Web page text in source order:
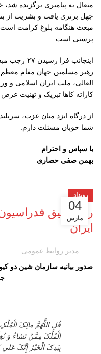
متعال به پیامبری برگزیده
جهل برتری یافت و بشریت از
مبعث هنگامه بلوغ کرامت
پرستی است.
اینجانب
رهبر مسلمین جهان مقام
العالی، ملت ایران اسلامی
کاراته کاها تبریک و تهنیت عرض
از درگاه ایزد منان عزت،
شما خوبان مسئلت دارم.
با سپاس و احترام
بهمن صفی حصاری
04
مارس
رویداد
رفع تعلیق
ایران
مدیر روابط عمومی
صدور بیانیه سازمان شین دو
قُلِ اللَّهُمَّ مالِکَ
الْمُلْکَ مِمَّنْ تَشاءُ وَ
بِيَدِکَ الْخَيْرُ إِنَّکَ